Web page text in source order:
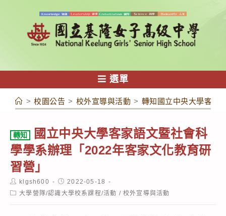
容
選單
> 校園公告 > 校外宣導與活動 > 轉知國立中央大學客家
轉知
國立中央大學客家語文暨社會科
學學系辦理「2022年客家文化教育研
習營」
Post
author:
klgsh600
Post
published:
2022-05-18
Post大學營隊/認識大學校系課程/活動 / 校外宣導與活動